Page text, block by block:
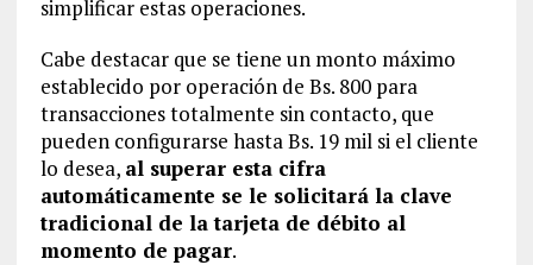
simplificar estas operaciones.
Cabe destacar que se tiene un monto máximo
establecido por operación de Bs. 800 para
transacciones totalmente sin contacto, que
pueden configurarse hasta Bs. 19 mil si el cliente
lo desea, al superar esta cifra
automáticamente se le solicitará la clave
tradicional de la tarjeta de débito al
momento de pagar.